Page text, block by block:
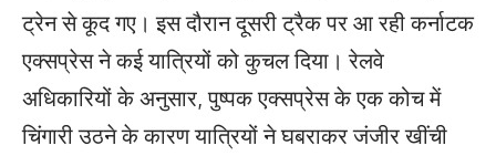
ट्रेन से कूद गए। इस दौरान दूसरी ट्रैक पर आ रही कर्नाटक
एक्सप्रेस ने कई यात्रियों को कुचल दिया। रेलवे
अधिकारियों के अनुसार, पुष्पक एक्सप्रेस के एक कोच में
चिंगारी उठने के कारण यात्रियों ने घबराकर जंजीर खींची